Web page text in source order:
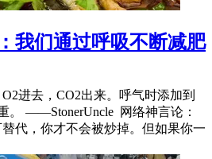
我们通过呼吸不断减肥
进去，CO2出来。呼气时添加到
。 ​​——StonerUncle ​​​ 网络神言论：
代，你才不会被炒掉。但如果你一